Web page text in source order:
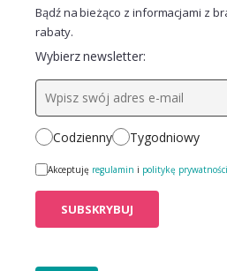
Bądź na bieżąco z informacjami z
rabaty.
Wybierz newsletter:
Codzienny Tygodniowy
Akceptuję regulamin i politykę prywatności